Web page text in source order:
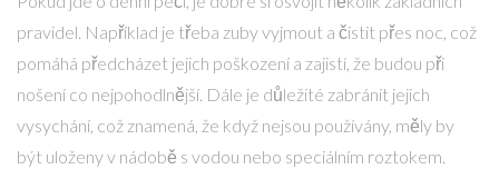
pravidel. Například je třeba zuby vyjmout a čistit přes noc, což
pomáhá předcházet jejich poškození a zajistí, že budou při
nošení co nejpohodlnější. Dále je důležité zabránit jejich
vysychání, což znamená, že když nejsou používány, měly by
být uloženy v nádobě s vodou nebo speciálním roztokem.